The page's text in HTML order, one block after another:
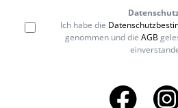
Ich habe die
genommen und die AGB